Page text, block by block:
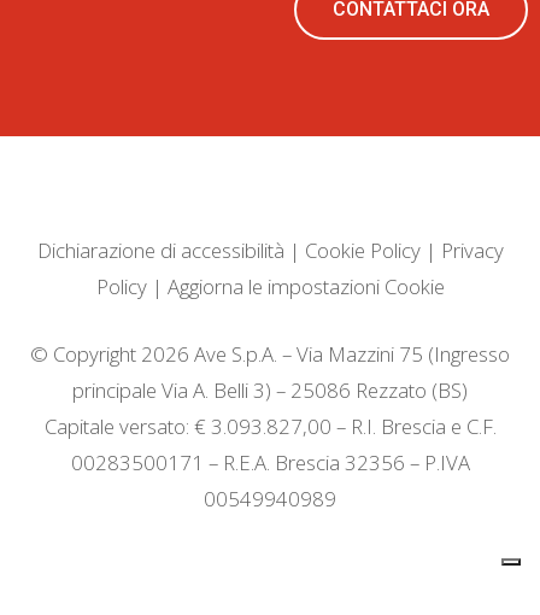
CONTATTACI ORA
Dichiarazione di accessibilità | Cookie Policy| Privacy
Policy| Aggiorna le impostazioni Cookie
© Copyright 2026 Ave S.p.A. – Via Mazzini 75 (Ingresso
principale Via A. Belli 3) – 25086 Rezzato (BS)
Capitale versato: € 3.093.827,00 – R.I. Brescia e C.F.
00283500171 – R.E.A. Brescia 32356 – P.IVA
00549940989